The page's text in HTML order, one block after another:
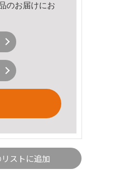
のお届けにお
ストに追加